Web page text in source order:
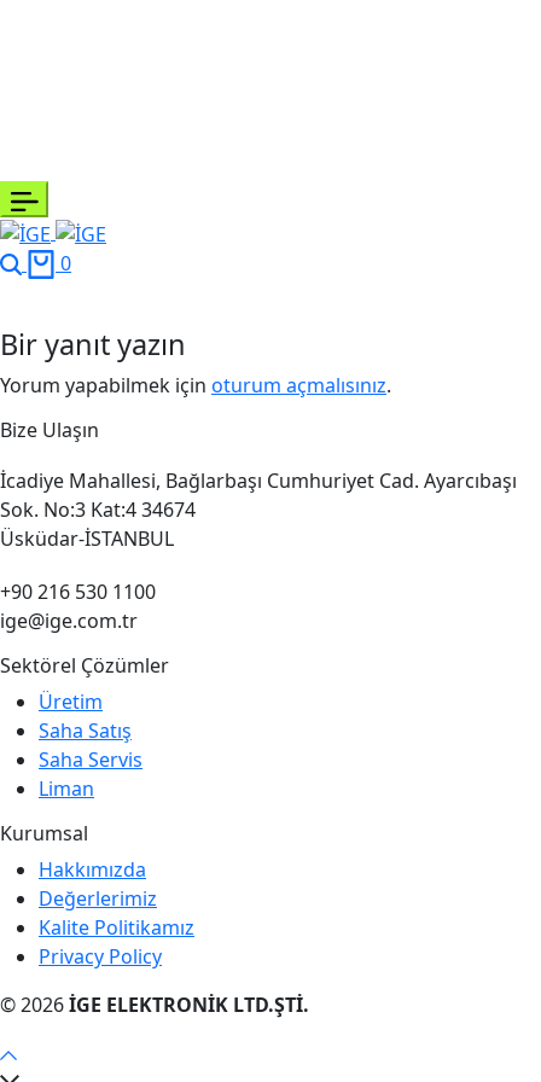
Search
0Cart
Bir yanıt yazın
Yorum yapabilmek için oturum açmalısınız.
Bize Ulaşın
İcadiye Mahallesi, Bağlarbaşı Cumhuriyet Cad. Ayarcıbaşı
Sok. No:3 Kat:4 34674
Üsküdar-İSTANBUL
+90 216 530 1100
ige@ige.com.tr
Sektörel Çözümler
Üretim
Saha Satış
Saha Servis
Liman
Kurumsal
Hakkımızda
Değerlerimiz
Kalite Politikamız
Privacy Policy
© 2026İGE ELEKTRONİK LTD.ŞTİ.